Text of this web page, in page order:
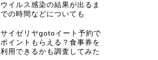
ウイルス感染の結果が出るま
での時間などについても
サイゼリヤgotoイート予約で
ポイントもらえる？食事券を
利用できるかも調査してみた